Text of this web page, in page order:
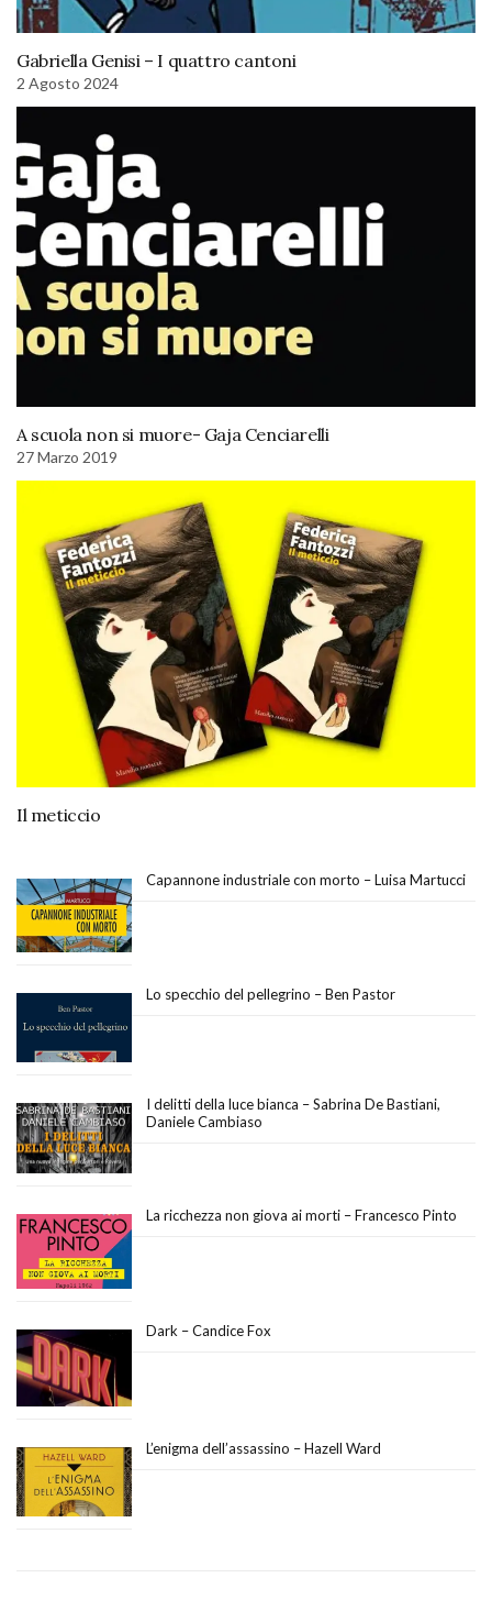
Gabriella Genisi – I quattro cantoni
2 Agosto 2024
A scuola non si muore- Gaja Cenciarelli
27 Marzo 2019
Il meticcio
Capannone industriale con morto – Luisa Martucci
Lo specchio del pellegrino – Ben Pastor
I delitti della luce bianca – Sabrina De Bastiani,
Daniele Cambiaso
La ricchezza non giova ai morti – Francesco Pinto
Dark – Candice Fox
L’enigma dell’assassino – Hazell Ward